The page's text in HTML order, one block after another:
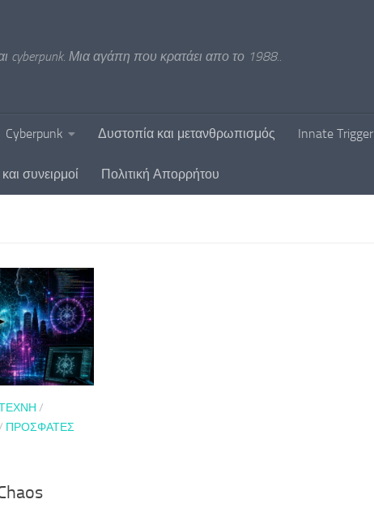
cyberpunk. Μια αγάπη που κρατάει απο το 1988..
Cyberpunk Δυστοπία και μετανθρωπισμός Innate Trigger
συνειρμοί Πολιτική Απορρήτου
ΤΈΧΝΗ /
ΠΡΌΣΦΑΤΕΣ